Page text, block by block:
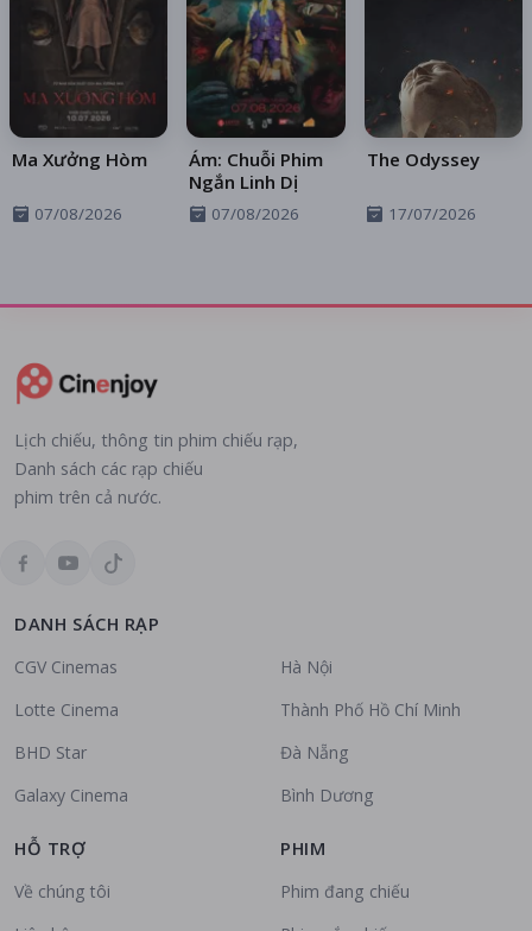
Ma Xưởng Hòm
07/08/2026
Ám: Chuỗi Phim
Ngắn Linh Dị
07/08/2026
The Odyssey
17/07/2026
Lịch chiếu, thông tin phim chiếu rạp,
Danh sách các rạp chiếu
phim trên cả nước.
DANH SÁCH RẠP
CGV Cinemas
Lotte Cinema
BHD Star
Galaxy Cinema
Hà Nội
Thành Phố Hồ Chí Minh
Đà Nẵng
Bình Dương
HỖ TRỢ
Về chúng tôi
PHIM
Phim đang chiếu